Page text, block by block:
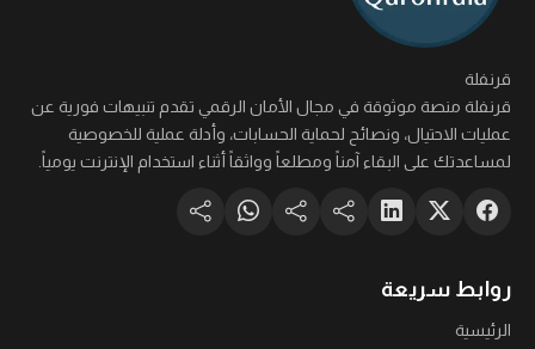
قرنفلة
قرنفلة منصة موثوقة في مجال الأمان الرقمي تقدم تنبيهات فورية عن
عمليات الاحتيال، ونصائح لحماية الحسابات، وأدلة عملية للخصوصية
لمساعدتك على البقاء آمناً ومطلعاً وواثقاً أثناء استخدام الإنترنت يومياً.
روابط سريعة
الرئيسية